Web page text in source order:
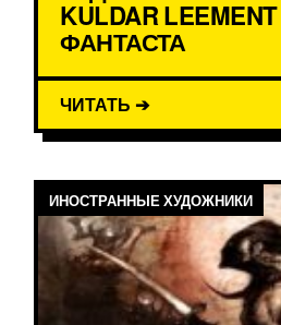
KULDAR
ФАНТАСТА
ЧИТАТЬ ➔
ИНОСТРАННЫЕ ХУДОЖНИКИ